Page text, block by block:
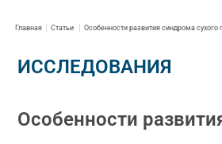
Главная Статьи Особенности развития синдрома сухого
ИССЛЕДОВАНИЯ
Особенности